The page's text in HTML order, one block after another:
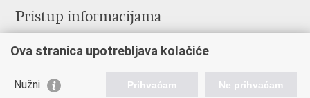
Pristup informacijama
Savjetovanje
Zapošljavanje
Ova stranica upotrebljava kolačiće
Nužni Prihvaćam Ne prihvaćam